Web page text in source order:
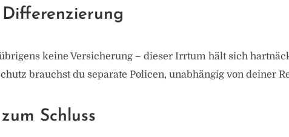
keine Versicherung – dieser Irrtum hält sich
brauchst du separate Policen, unabhängig von deiner
Schluss